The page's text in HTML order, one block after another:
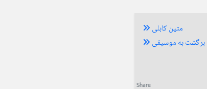
متین کابلی
برگشت به موسیقی
Share